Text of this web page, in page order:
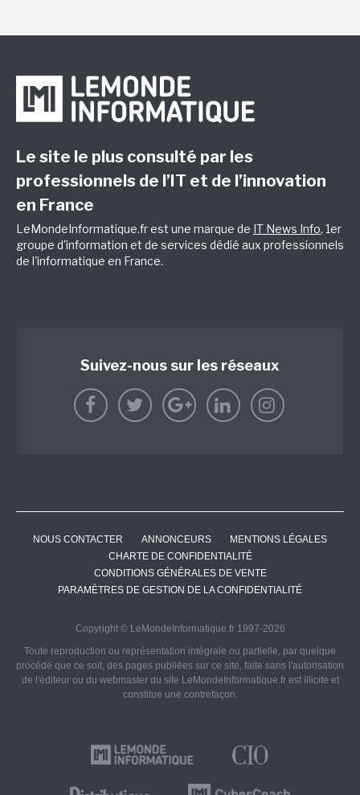
Le site le plus consulté par les
professionnels de l’IT et de l’innovation
en France
LeMondeInformatique.fr est une marque de IT News Info, 1er
groupe d'information et de services dédié aux professionnels
de l'informatique en France.
Suivez-nous sur les réseaux
NOUS CONTACTER ANNONCEURS
MENTIONS LÉGALES
CHARTE DE CONFIDENTIALITÉ
CONDITIONS GÉNÉRALES DE VENTE
PARAMÈTRES DE GESTION DE LA CONFIDENTIALITÉ
Copyright © LeMondeInformatique.fr 1997-2026
Toute reproduction ou représentation intégrale ou partielle, par quelque
procédé que ce soit, des pages publiées sur ce site, faite sans l'autorisation
de l'éditeur ou du webmaster du site LeMondeInformatique.fr est illicite et
constitue une contrefaçon.